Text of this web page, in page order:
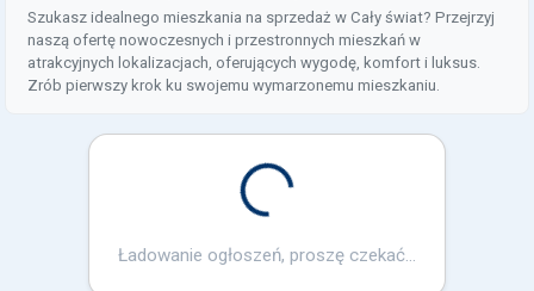
Szukasz idealnego mieszkania na sprzedaż w Cały świat? Przejrzyj
naszą ofertę nowoczesnych i przestronnych mieszkań w
atrakcyjnych lokalizacjach, oferujących wygodę, komfort i luksus.
Zrób pierwszy krok ku swojemu wymarzonemu mieszkaniu.
Loading...
Ładowanie ogłoszeń, proszę czekać...